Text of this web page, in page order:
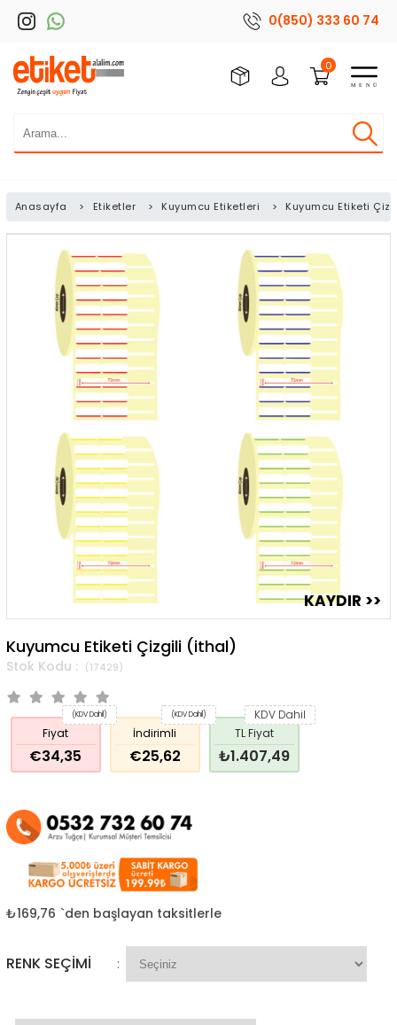
0(850) 333 60 74
0
Anasayfa > Etiketler > Kuyumcu Etiketleri > Kuyumcu Etiketi
Kuyumcu Etiketi Çizgili (ithal)
(17429)
Fiyat
€34,35
(KDV Dahil)
İndirimli
€25,62
(KDV Dahil)
TL Fiyat
₺1.407,49
KDV Dahil
₺169,76 `den başlayan taksitlerle
RENK SEÇIMI :